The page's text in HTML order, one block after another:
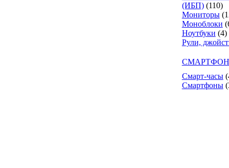
(ИБП) (110)
Мониторы
Моноблоки
Ноутбуки (4)
Рули,
Смарт-часы
Смартфоны